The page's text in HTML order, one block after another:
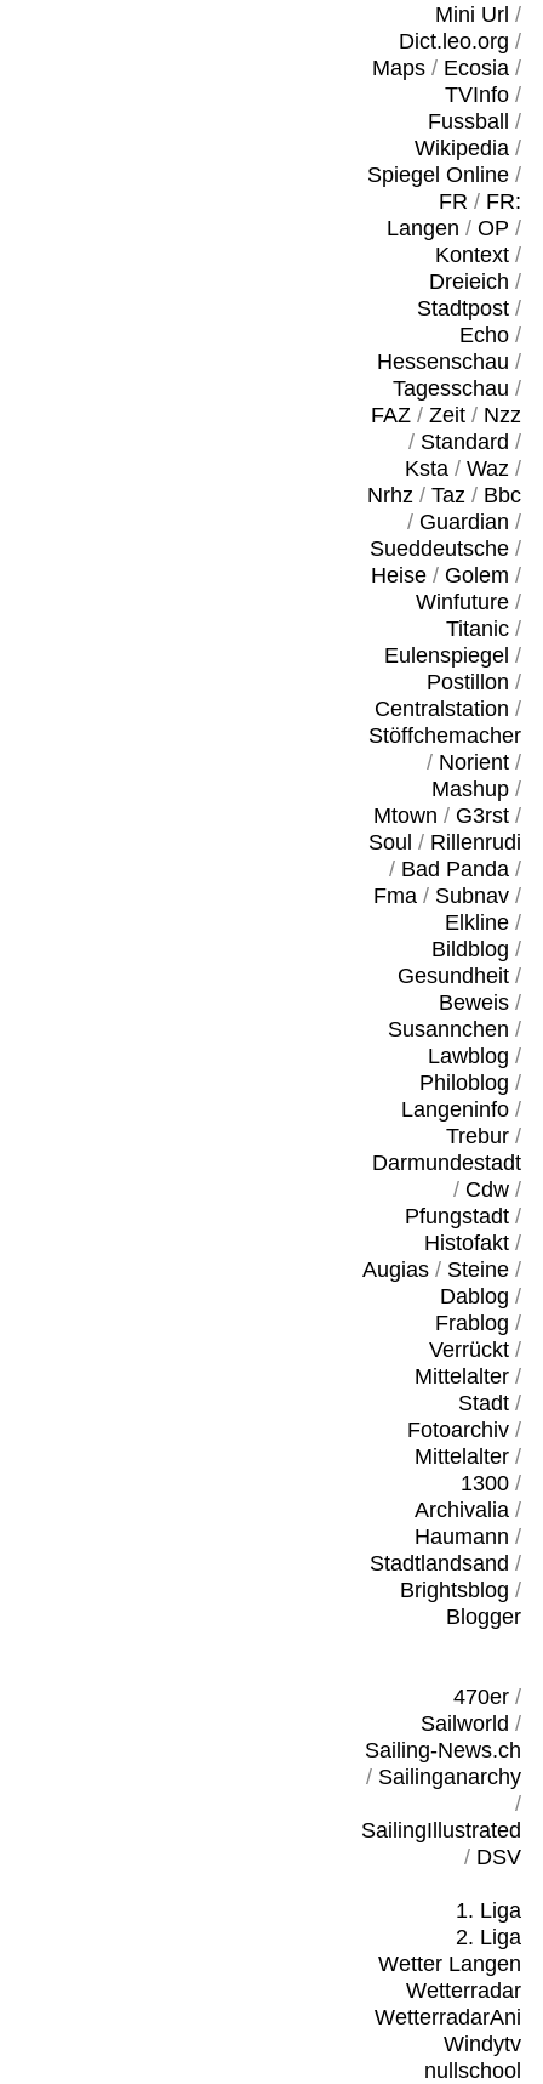
Mini Url /
Dict.leo.org /
Maps/ Ecosia/
TVInfo/
Fussball
/
Wikipedia/
Spiegel Online/
FR / FR:
Langen / OP /
Kontext/
Dreieich /
Stadtpost/
Echo/
Hessenschau /
Tagesschau /
FAZ/ Zeit/ Nzz
/ Standard /
Ksta/ Waz/
Nrhz/ Taz/ Bbc
/ Guardian /
Sueddeutsche/
Heise/ Golem /
Winfuture/
Titanic/
Eulenspiegel /
Postillon /
Centralstation /
Stöffchemacher
/ Norient/
Mashup/
Mtown / G3rst/
Soul / Rillenrudi
/ Bad Panda/
Fma/ Subnav/
Elkline/
Bildblog /
Gesundheit/
Beweis/
Susannchen /
Lawblog /
Philoblog /
Langeninfo/
Trebur/
Darmundestadt
/ Cdw/
Pfungstadt/
Histofakt/
Augias/ Steine/
Dablog /
Frablog /
Verrückt/
Mittelalter/
Stadt/
Fotoarchiv/
Mittelalter/
1300/
Archivalia/
Haumann /
Stadtlandsand /
Brightsblog /
Blogger
470er/
Sailworld /
Sailing-News.ch
/ Sailinganarchy
/
SailingIllustrated
/ DSV
1. Liga
2. Liga
Wetter Langen
Wetterradar
WetterradarAni
Windytv
nullschool